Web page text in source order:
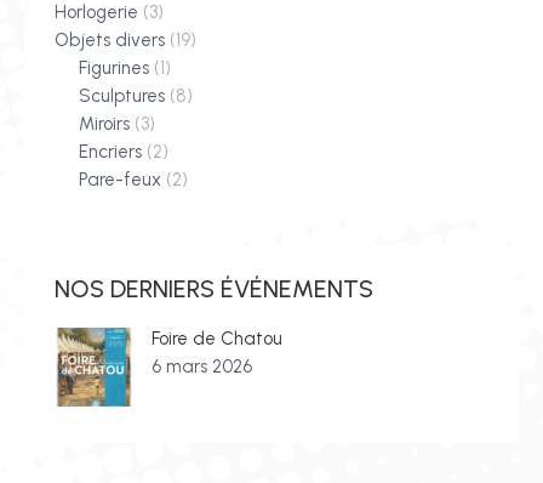
Horlogerie (3)
Objets divers (19)
Figurines (1)
Sculptures (8)
Miroirs (3)
Encriers (2)
Pare-feux (2)
NOS DERNIERS ÉVÉNEMENTS
Foire de Chatou
6 mars 2026